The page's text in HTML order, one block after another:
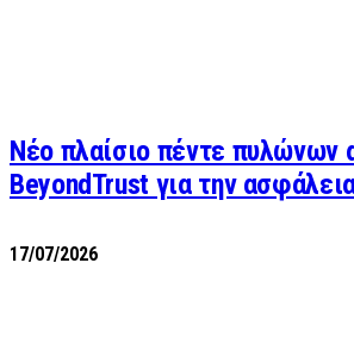
Νέο πλαίσιο πέντε πυλώνων
BeyondTrust για την
17/07/2026